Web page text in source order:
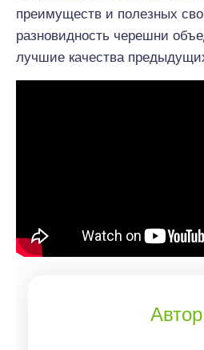
преимуществ и полезных
разновидность черешни
лучшие качества